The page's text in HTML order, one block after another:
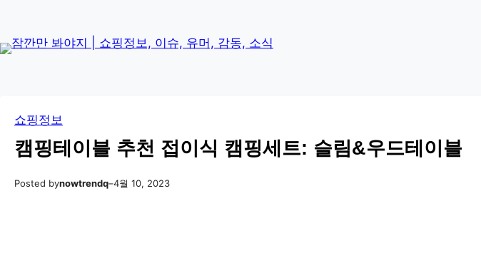
츠
content
쇼핑정보
캠핑테이블 추천 접이식 캠핑세트: 슬림&우드테이블
Posted bynowtrendq–4월 10, 2023